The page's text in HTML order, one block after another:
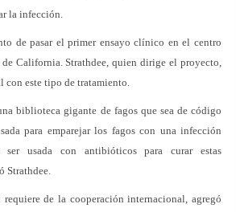
la infección.
de pasar el primer ensayo clínico en el centro
California. Strathdee, quien dirige el proyecto,
con este tipo de tratamiento.
biblioteca gigante de fagos que sea de código
para emparejar los fagos con una infección
ser usada con antibióticos para curar estas
Strathdee.
de la cooperación internacional, agregó